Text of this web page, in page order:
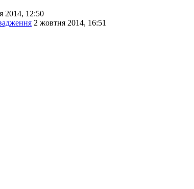
2014, 12:50
2 жовтня 2014, 16:51